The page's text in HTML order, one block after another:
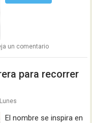
un comentario
para recorrer
El nombre se inspira en